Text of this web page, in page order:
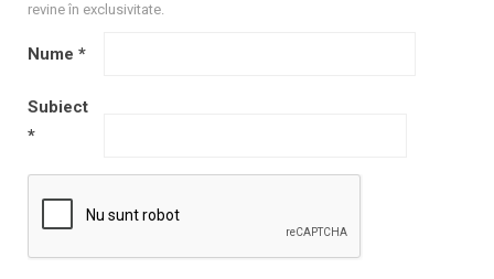
revine în exclusivitate.
Nume *
Subiect
*